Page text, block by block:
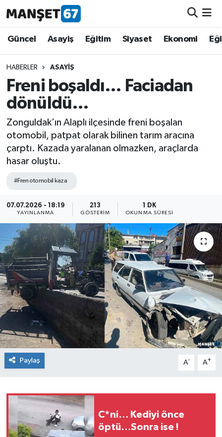
Güncel Asayiş Eğitim Siyaset Ekonomi
HABERLER ASAYIŞ
Freni boşaldı… Faciadan
dönüldü…
Zonguldak’ın Alaplı ilçesinde freni boşalan
otomobil, patpat olarak bilinen tarım aracına
çarptı. Kazada yaralanan olmazken, araçlarda
hasar oluştu.
#Fren otomobil kaza
07.07.2026 - 18:19
YAYINLANMA
213
GÖSTERIM
1 DK
OKUNMA SÜRESI
Paylaş A- A+
C*ni… Kediyi önce
öptü…Sonra ise !
Güncel
Asayiş
Siyaset
Eğitim
Ekonomi
Magazin
Medya
Mizah
Röportaj
Teknoloji